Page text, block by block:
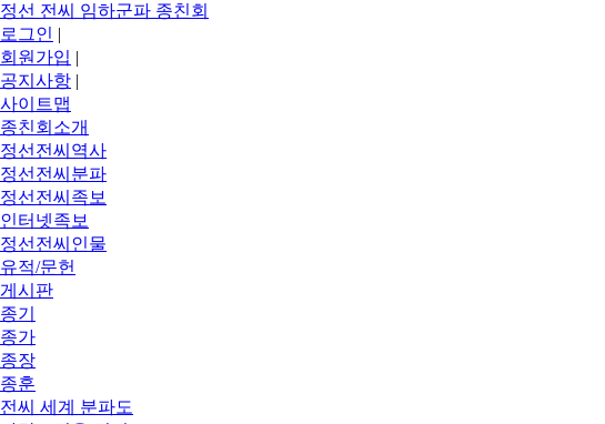
정선 전씨 임하군파 종친회
로그인 |
회원가입 |
공지사항 |
사이트맵
종친회소개
정선전씨역사
정선전씨분파
정선전씨족보
인터넷족보
정선전씨인물
유적/문헌
게시판
종기
종가
종장
종훈
전씨 세계 분파도